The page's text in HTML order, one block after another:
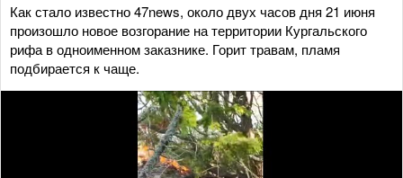
Как стало известно 47news, около двух часов дня 21 июня
произошло новое возгорание на территории Кургальского
рифа в одноименном заказнике. Горит травам, пламя
подбирается к чаще.